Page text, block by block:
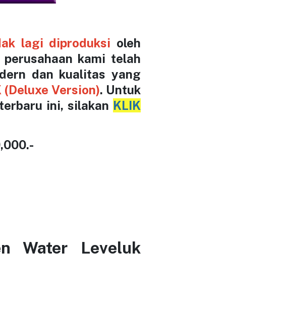
lagi diproduksi oleh
kami telah
dan kualitas yang
(Deluxe Version). Untuk
ini, silakan KLIK
Water Leveluk